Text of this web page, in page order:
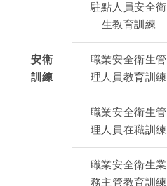
安衛
訓練
駐點人員安全衛
生教育訓練
職業安全衛生管
理人員教育訓練
職業安全衛生管
理人員在職訓練
職業安全衛生業
務主管教育訓練